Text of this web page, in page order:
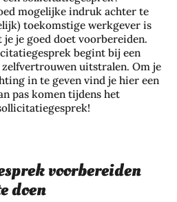
mogelijke indruk achter te
toekomstige werkgever is
je goed doet voorbereiden.
begint bij een
uitstralen. Om je
in te geven vind je hier een
pas komen tijdens het
voorbereiden
doen